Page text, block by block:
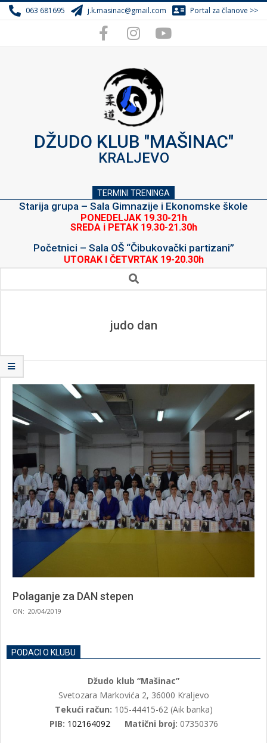
Skip
to
063 681695 j.k.masinac@gmail.com Portal za članove >>
DŽUDO KLUB "MAŠINAC"
KRALJEVO
TERMINI TRENINGA
Starija grupa – Sala Gimnazije i Ekonomske škole
PONEDELJAK 19.30-21h
SREDA i PETAK 19.30-21.30h
Početnici – Sala OŠ “Čibukovački partizani”
UTORAK I ČETVRTAK 19-20.30h
Search
judo dan
Polaganje za DAN stepen
2019-
ON: 20/04/2019
PODACI O KLUBU
Džudo klub “Mašinac”
Svetozara Markovića 2, 36000 Kraljevo
Tekući račun: 105-44415-62 (Aik banka)
PIB: 102164092 Matični broj: 07350376